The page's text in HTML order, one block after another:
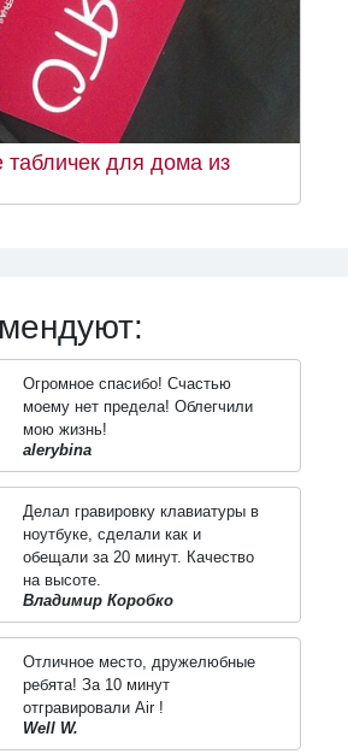
табличек для дома из
Огромное спасибо! Счастью
моему нет предела! Облегчили
мою жизнь!
alerybina
Делал гравировку клавиатуры в
ноутбуке, сделали как и
обещали за 20 минут. Качество
на высоте.
Владимир Коробко
Отличное место, дружелюбные
ребята! За 10 минут
отгравировали Air !
Well W.